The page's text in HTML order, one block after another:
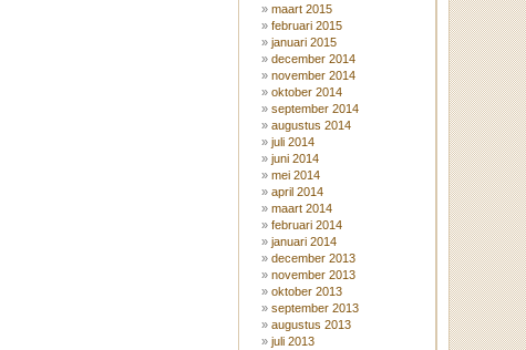
maart 2015
februari 2015
januari 2015
december 2014
november 2014
oktober 2014
september 2014
augustus 2014
juli 2014
juni 2014
mei 2014
april 2014
maart 2014
februari 2014
januari 2014
december 2013
november 2013
oktober 2013
september 2013
augustus 2013
juli 2013